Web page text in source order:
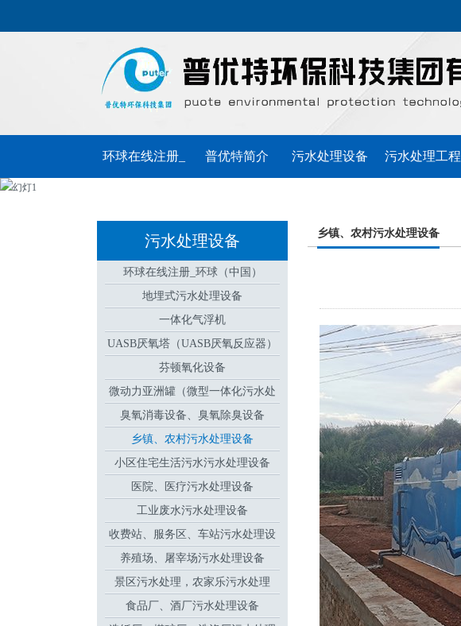
环球在线注册_ 普优特简介 污水处理设备 污水处理工程
污水处理设备
环球在线注册_环球（中国）
地埋式污水处理设备
一体化气浮机
UASB厌氧塔（UASB厌氧反应器）
芬顿氧化设备
微动力亚洲罐（微型一体化污水处
理设备
臭氧消毒设备、臭氧除臭设备
乡镇、农村污水处理设备
小区住宅生活污水污水处理设备
医院、医疗污水处理设备
工业废水污水处理设备
收费站、服务区、车站污水处理设
备
养殖场、屠宰场污水处理设备
景区污水处理，农家乐污水处理
食品厂、酒厂污水处理设备
乡镇、农村污水处理设备